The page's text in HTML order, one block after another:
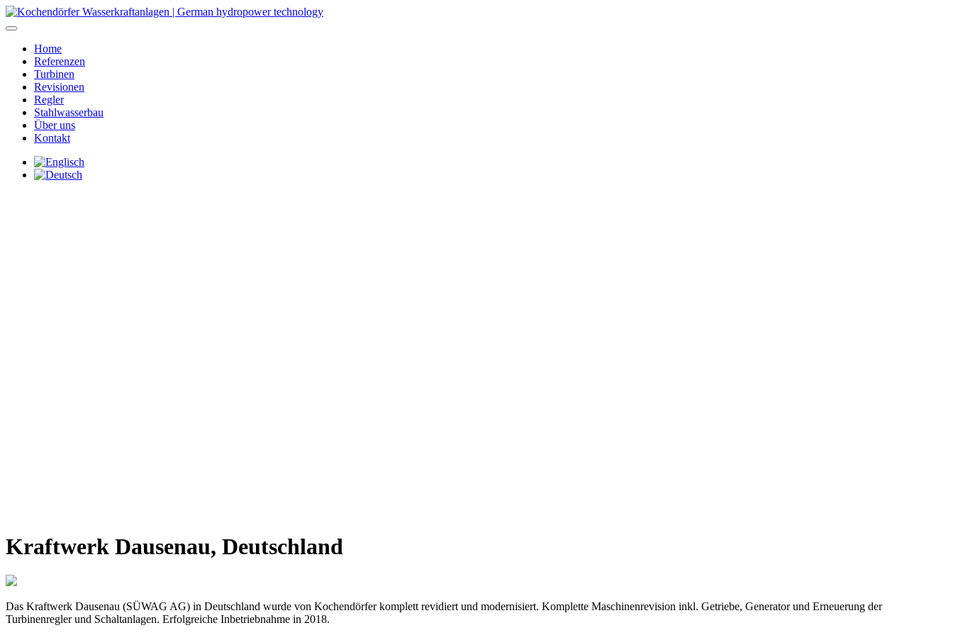
Home
Referenzen
Turbinen
Revisionen
Regler
Stahlwasserbau
Über uns
Kontakt
​Kraftwerk Dausenau, Deutschland
Das Kraftwerk Dausenau (SÜWAG AG) in Deutschland wurde von Kochendörfer komplett revidiert und modernisiert. Komplette Maschinenrevision inkl. Getriebe, Generator und Erneuerung der
Turbinenregler und Schaltanlagen. Erfolgreiche Inbetriebnahme in 2018.